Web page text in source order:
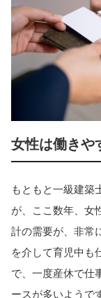
女性は働きや
もともと一級建築
が、ここ数年、女
計の需要が、非常
を介して育児中も
で、一度産休で仕
ースが多いようで